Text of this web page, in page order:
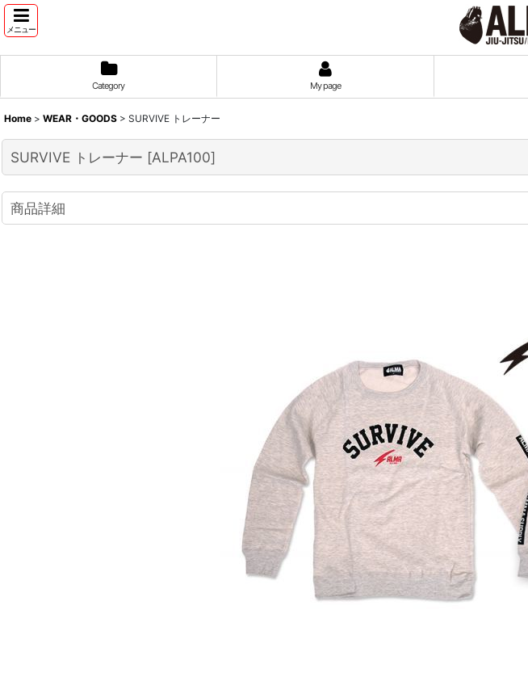
メニュー
Category My page
Home > WEAR・GOODS > SURVIVE トレーナー
SURVIVE トレーナー [ALPA100]
商品詳細